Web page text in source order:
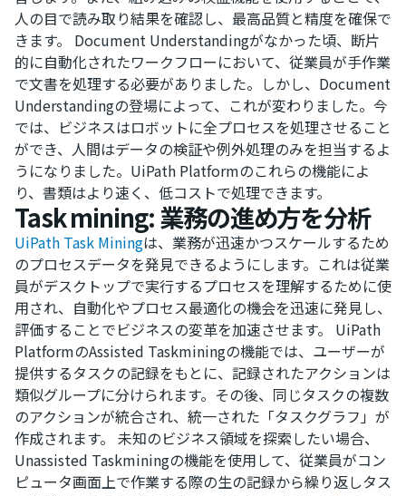
人の目で読み取り結果を確認し、最高品質と精度を確保で
きます。 Document Understandingがなかった頃、断片
的に自動化されたワークフローにおいて、従業員が手作業
で文書を処理する必要がありました。しかし、Document
Understandingの登場によって、これが変わりました。今
では、ビジネスはロボットに全プロセスを処理させること
ができ、人間はデータの検証や例外処理のみを担当するよ
うになりました。UiPath Platformのこれらの機能によ
り、書類はより速く、低コストで処理できます。
Task mining: 業務の進め方を分析
UiPath Task Miningは、業務が迅速かつスケールするため
のプロセスデータを発見できるようにします。これは従業
員がデスクトップで実行するプロセスを理解するために使
用され、自動化やプロセス最適化の機会を迅速に発見し、
評価することでビジネスの変革を加速させます。 UiPath
PlatformのAssisted Taskminingの機能では、ユーザーが
提供するタスクの記録をもとに、記録されたアクションは
類似グループに分けられます。その後、同じタスクの複数
のアクションが統合され、統一された「タスクグラフ」が
作成されます。 未知のビジネス領域を探索したい場合、
Unassisted Taskminingの機能を使用して、従業員がコン
ピュータ画面上で作業する際の生の記録から繰り返しタス